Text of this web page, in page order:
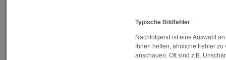
Typische Bildfehler
Nachfolgend ist eine Auswahl
Ihnen helfen, ähnliche Fehler
anschauen. Oft sind z.B.